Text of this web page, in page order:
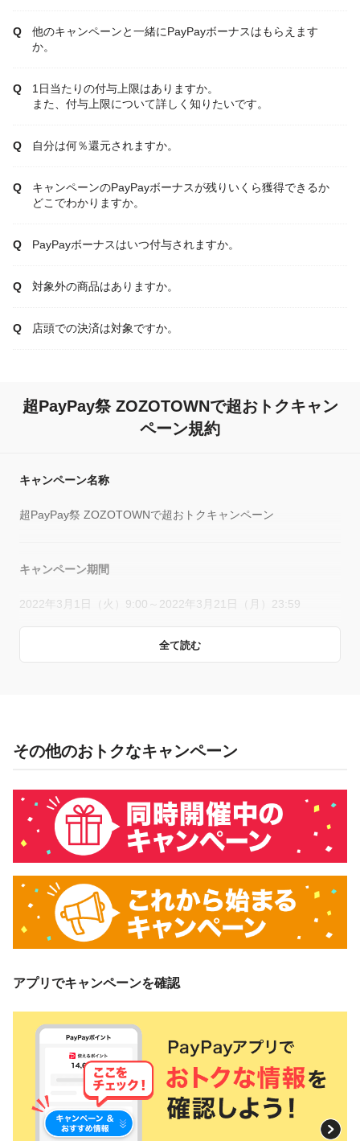
他のキャンペーンと一緒にPayPayボーナスはもらえます
か。
1日当たりの付与上限はありますか。
また、付与上限について詳しく知りたいです。
自分は何％還元されますか。
キャンペーンのPayPayボーナスが残りいくら獲得できるか
どこでわかりますか。
PayPayボーナスはいつ付与されますか。
対象外の商品はありますか。
店頭での決済は対象ですか。
超PayPay祭 ZOZOTOWNで超おトクキャン
ペーン規約
全て読む
キャンペーン名称
超PayPay祭 ZOZOTOWNで超おトクキャンペーン
キャンペーン期間
2022年3月1日（火）9:00～2022年3月21日（月）23:59
概要
キャンペーン期間中、対象ストアで、PayPay残高でお支払い
をしていただいた方に対し、下表のとおり後日PayPayボーナ
スを付与します。
PayPay残高
付与上限
3,000円相当／回
5,000円相当／期間
対象の支払方法
本キャンペーンの対象のお支払方法は、PayPay残高で、その
他のお支払方法は対象外です。
その他のおトクなキャンペーン
アプリでキャンペーンを確認